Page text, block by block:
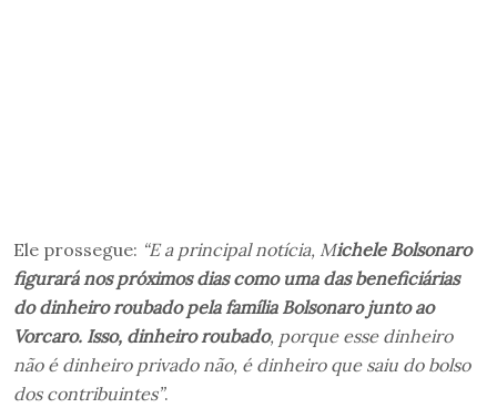
Ele prossegue: “E a principal notícia, Michele Bolsonaro
figurará nos próximos dias como uma das beneficiárias
do dinheiro roubado pela família Bolsonaro junto ao
Vorcaro. Isso, dinheiro roubado, porque esse dinheiro
não é dinheiro privado não, é dinheiro que saiu do bolso
dos contribuintes”.